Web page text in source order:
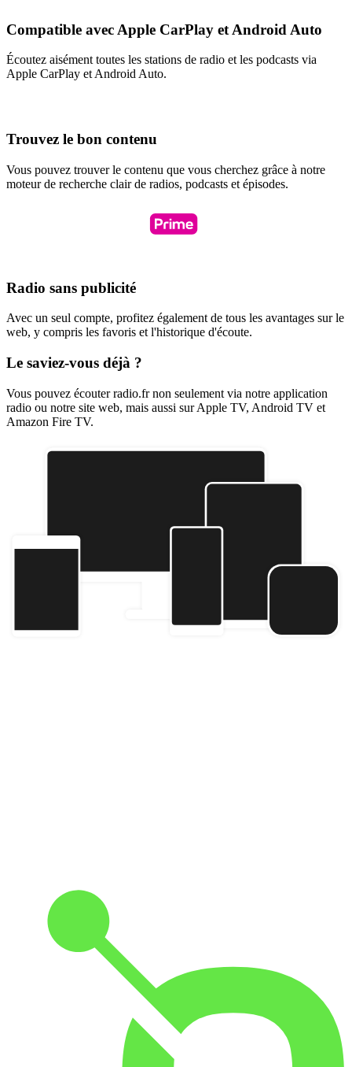
Compatible avec Apple CarPlay et Android Auto
Écoutez aisément toutes les stations de radio et les podcasts via
Apple CarPlay et Android Auto.
Trouvez le bon contenu
Vous pouvez trouver le contenu que vous cherchez grâce à notre
moteur de recherche clair de radios, podcasts et épisodes.
Radio sans publicité
Avec un seul compte, profitez également de tous les avantages sur le
web, y compris les favoris et l'historique d'écoute.
Le saviez-vous déjà ?
Vous pouvez écouter radio.fr non seulement via notre application
radio ou notre site web, mais aussi sur Apple TV, Android TV et
Amazon Fire TV.